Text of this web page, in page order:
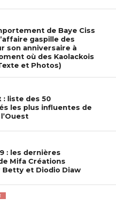
de Baye Ciss
gaspille des
son anniversaire à
où des Kaolackois
et Photos)
: liste des 50
les plus influentes de
: les dernières
Mifa Créations
et Diodio Diaw